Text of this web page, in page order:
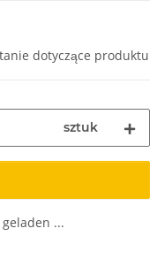
dotyczące produktu
sztuk
...